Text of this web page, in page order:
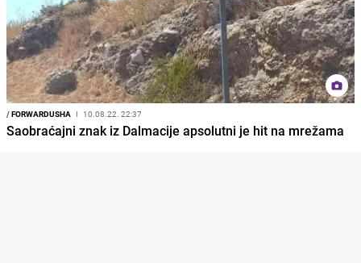
/FORWARDUSHA I 10.08.22. 22:37
Saobraćajni znak iz Dalmacije apsolutni je hit na mrežama